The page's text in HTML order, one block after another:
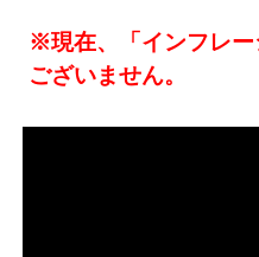
※現在、「インフレ
ございません。